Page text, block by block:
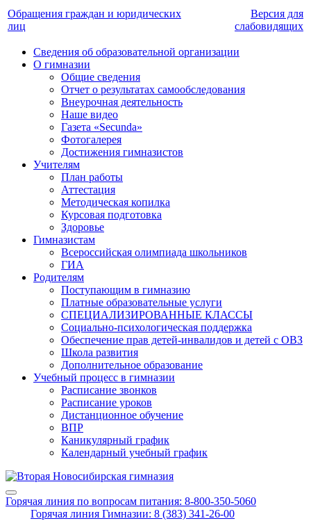
Обращения граждан и юридических
лиц
Версия для
слабовидящих
Сведения об образовательной организации
О гимназии
Общие сведения
Отчет о результатах самообследования
Внеурочная деятельность
Наше видео
Газета «Secunda»
Фотогалерея
Достижения гимназистов
Учителям
План работы
Аттестация
Методическая копилка
Курсовая подготовка
Здоровье
Гимназистам
Всероссийская олимпиада школьников
ГИА
Родителям
Поступающим в гимназию
Платные образовательные услуги
СПЕЦИАЛИЗИРОВАННЫЕ КЛАССЫ
Социально-психологическая поддержка
Обеспечение прав детей-инвалидов и детей с ОВЗ
Школа развития
Дополнительное образование
Учебный процесс в гимназии
Расписание звонков
Расписание уроков
Дистанционное обучение
ВПР
Каникулярный график
Календарный учебный график
Горячая линия по вопросам питания: 8-800-350-5060
Горячая линия Гимназии: 8 (383) 341-26-00